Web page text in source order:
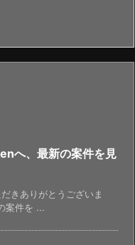
へ、最新の案件を見
きありがとうございま
案件を ...